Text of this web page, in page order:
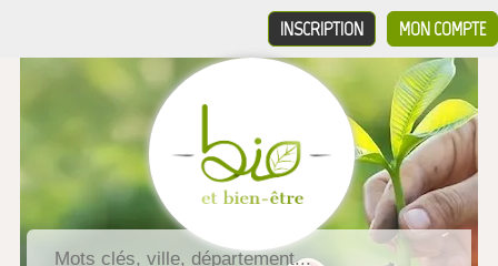
MON COMPTE
INSCRIPTION